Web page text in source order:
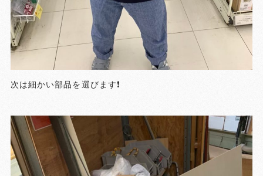
次は細かい部品を選びます❗